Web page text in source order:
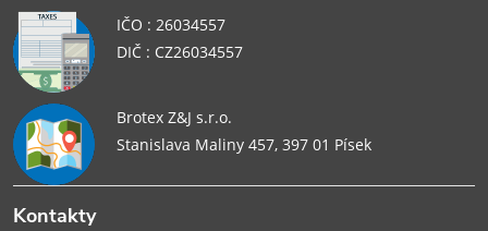
IČO : 26034557
DIČ : CZ26034557
Brotex Z&J s.r.o.
Stanislava Maliny 457, 397 01 Písek
Kontakty